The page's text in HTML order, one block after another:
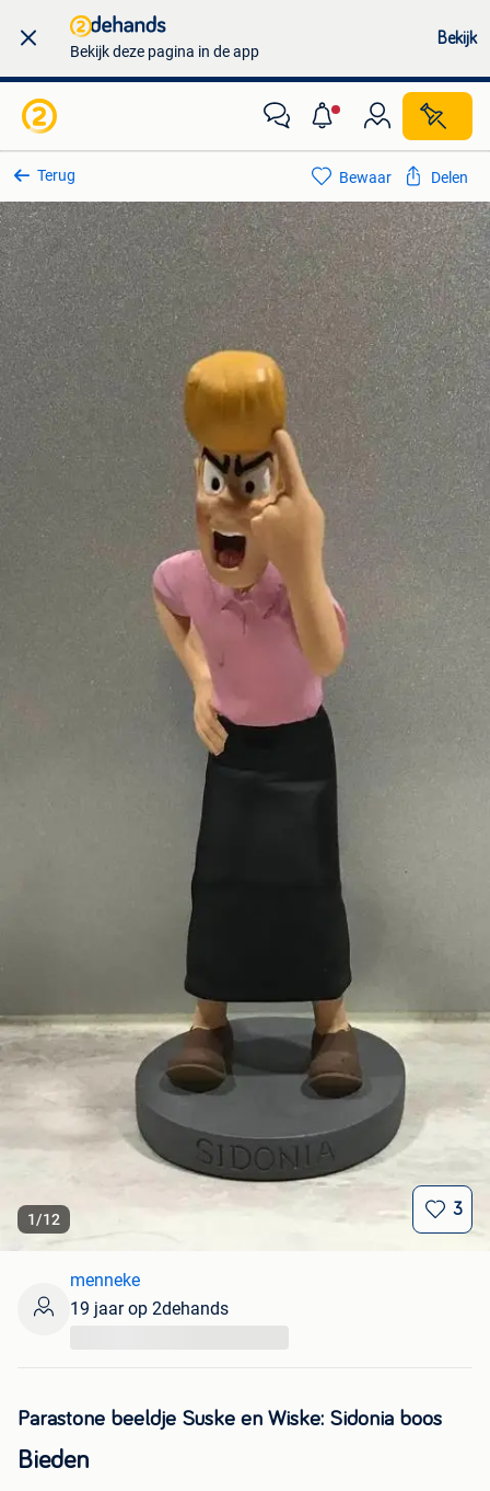
Bekijk deze pagina in de app
Bekijk
Terug
1/12
3
Bewaar Delen
Parastone beeldje Suske en Wiske: Sidonia boos
Bieden
menneke
19 jaar op 2dehands